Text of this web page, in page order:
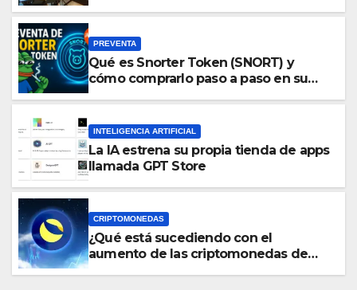
PREVENTA
Qué es Snorter Token (SNORT) y
cómo comprarlo paso a paso en su
INTELIGENCIA ARTIFICIAL
La IA estrena su propia tienda de apps
llamada GPT Store
CRIPTOMONEDAS
¿Qué está sucediendo con el
aumento de las criptomonedas de